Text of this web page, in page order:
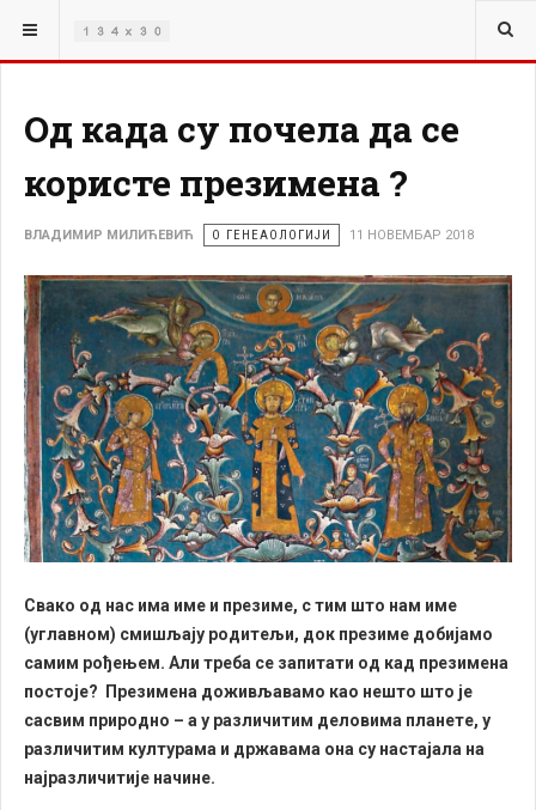
ВИ СТЕ ОВДЕ: ГЕНЕАЛОГИЈА
Од када су почела да се
користе презимена ?
ВЛАДИМИР МИЛИЋЕВИЋ О ГЕНЕАОЛОГИЈИ 11 НОВЕМБАР 2018
Лоза Немањића, у манастирској цркви Христа Пантократора у
Високим Дечанима, налази се на источном зиду нартекса, десно
од врата. Сматра се да је настала 1346/1347. године
Свако од нас има име и презиме, с тим што нам име
(углавном) смишљају родитељи, док презиме добијамо
самим рођењем. Али треба се запитати од кад презимена
постоје? Презимена доживљавамо као нешто што је
сасвим природно – а у различитим деловима планете, у
различитим културама и државама она су настајала на
најразличитије начине.